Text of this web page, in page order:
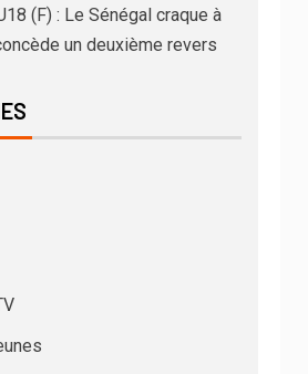
(F) : Le Sénégal craque à
un deuxième revers